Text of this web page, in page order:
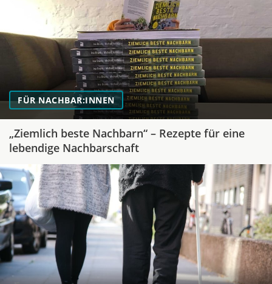
FÜR NACHBAR:INNEN
„Ziemlich beste Nachbarn“ – Rezepte für eine
lebendige Nachbarschaft